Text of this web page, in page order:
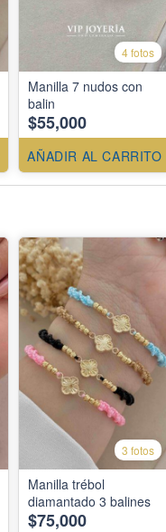
4 fotos
Manilla 7 nudos con
balin
$55,000
AÑADIR AL CARRITO
3 fotos
Manilla trébol
diamantado 3 balines
$75,000